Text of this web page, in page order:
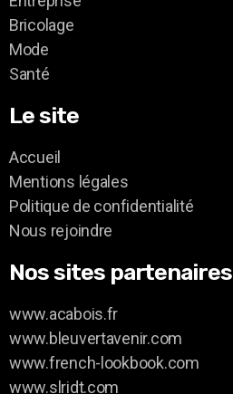
Bricolage
Mode
Santé
Le site
Accueil
Mentions légales
Politique de confidentialité
Nous rejoindre
Nos sites partenaires
www.acabois.fr
www.bleuvertavenir.com
www.french-lookbook.com
www.slridt.com